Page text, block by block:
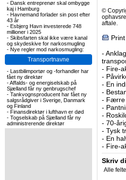
- Dansk entreprenør skal ombygge
kaj i Hamburg
- Havnemand forlader sin post efter
43 år
- Esbjerg Havn investerede 748
millioner i 2025
- Skibsfarten skal ikke være kanal
og skydeskive for narkosmugling
- Nye regler mod narkosmugling:
Transportnavne
- Lastbilimportør og -forhandler har
fået ny direktør
-Affalds- og energiselskab på
Sjælland får ny genbrugschef
- Tankvognsproducent har fået ny
salgsrådgiver i Sverige, Danmark
og Finland
- Finansdirektør i lufthavn er død
- Togselskab på Sjælland får ny
administrerende direktør
©
aftale.
-
- Fire-
-
- En
-
- Færre
-
-
- 70-
- Tysk
- En
- Fire-
Skriv
Alle